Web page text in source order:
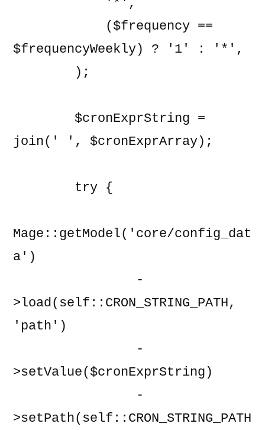
$frequencyWeekly) ? '1' : '*',
join(' ', $cronExprArray);
Mage::getModel('core/config_dat
a')
>load(self::CRON_STRING_PATH,
'path')
>setValue($cronExprString)
>setPath(self::CRON_STRING_PATH